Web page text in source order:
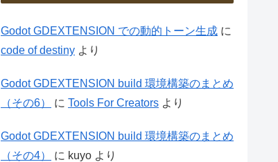
Godot GDEXTENSION での動的トーン生成 に
code of destiny より
Godot GDEXTENSION build 環境構築のまとめ
（その6）
に Tools For Creators より
Godot GDEXTENSION build 環境構築のまとめ
（その4）
に kuyo より